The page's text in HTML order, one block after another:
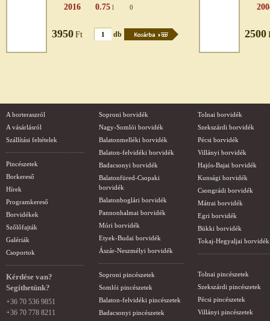
2016 0.75 l 0
3950 Ft db 2500
A borteraszról
A vásárlásról
Szállítási feltételek
Pincészetek
Borkereső
Hírek
Programkereső
Borvidékek
Szőlőfajták
Galériák
Csoportok
Kérdése van?
Segíthetünk?
+36 70 536 9851
+36 70 778 8211
Soproni borvidék
Nagy-Somlói borvidék
Balatonmelléki borvidék
Balaton-felvidéki borvidék
Badacsonyi borvidék
Balatonfüred-Csopaki
borvidék
Balatonboglári borvidék
Pannonhalmai borvidék
Móri borvidék
Etyek-Budai borvidék
Ászár-Neszmélyi borvidék
Soproni pincészetek
Somlói pincészetek
Balaton-felvidéki pincészetek
Badacsonyi pincészetek
Tolnai borvidék
Szekszárdi borvidék
Pécsi borvidék
Villányi borvidék
Hajós-Bajai borvidék
Kunsági borvidék
Csongrádi borvidék
Mátrai borvidék
Egri borvidék
Bükki borvidék
Tokaj-Hegyaljai borvidék
Tolnai pincészetek
Szekszárdi pincészetek
Pécsi pincészetek
Villányi pincészetek